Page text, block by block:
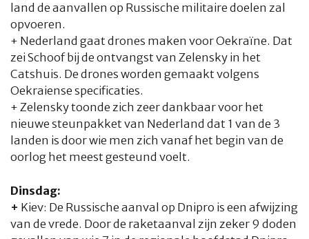
land de aanvallen op Russische militaire doelen zal
opvoeren.
+ Nederland gaat drones maken voor Oekraïne. Dat
zei Schoof bij de ontvangst van Zelensky in het
Catshuis. De drones worden gemaakt volgens
Oekraiense specificaties.
+ Zelensky toonde zich zeer dankbaar voor het
nieuwe steunpakket van Nederland dat 1 van de 3
landen is door wie men zich vanaf het begin van de
oorlog het meest gesteund voelt.
Dinsdag:
+ Kiev: De Russische aanval op Dnipro is een afwijzing
van de vrede. Door de raketaanval zijn zeker 9 doden